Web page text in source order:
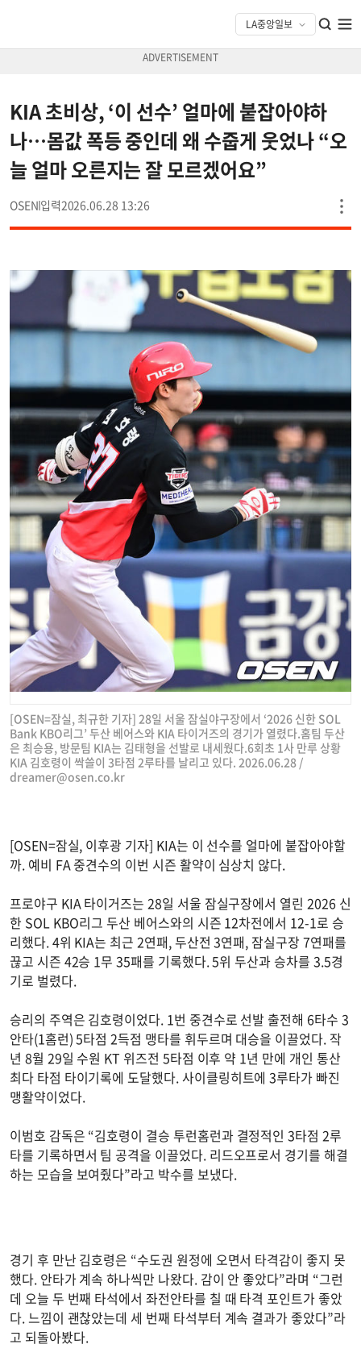
KIA 초비상, ‘이 선수’ 얼마에 붙잡아야하
나…몸값 폭등 중인데 왜 수줍게 웃었나 “오
늘 얼마 오른지는 잘 모르겠어요”
OSEN 2026.06.28 13:26
[OSEN=잠실, 최규한 기자] 28일 서울 잠실야구장에서 ‘2026 신한 SOL
Bank KBO리그’ 두산 베어스와 KIA 타이거즈의 경기가 열렸다.홈팀 두산
은 최승용, 방문팀 KIA는 김태형을 선발로 내세웠다.6회초 1사 만루 상황
KIA 김호령이 싹쓸이 3타점 2루타를 날리고 있다. 2026.06.28 /
dreamer@osen.co.kr
[OSEN=잠실, 이후광 기자] KIA는 이 선수를 얼마에 붙잡아야할
까. 예비 FA 중견수의 이번 시즌 활약이 심상치 않다.
프로야구 KIA 타이거즈는 28일 서울 잠실구장에서 열린 2026 신
한 SOL KBO리그 두산 베어스와의 시즌 12차전에서 12-1로 승
리했다. 4위 KIA는 최근 2연패, 두산전 3연패, 잠실구장 7연패를
끊고 시즌 42승 1무 35패를 기록했다. 5위 두산과 승차를 3.5경
기로 벌렸다.
승리의 주역은 김호령이었다. 1번 중견수로 선발 출전해 6타수 3
안타(1홈런) 5타점 2득점 맹타를 휘두르며 대승을 이끌었다. 작
년 8월 29일 수원 KT 위즈전 5타점 이후 약 1년 만에 개인 통산
최다 타점 타이기록에 도달했다. 사이클링히트에 3루타가 빠진
맹활약이었다.
이범호 감독은 “김호령이 결승 투런홈런과 결정적인 3타점 2루
타를 기록하면서 팀 공격을 이끌었다. 리드오프로서 경기를 해결
하는 모습을 보여줬다”라고 박수를 보냈다.
경기 후 만난 김호령은 “수도권 원정에 오면서 타격감이 좋지 못
했다. 안타가 계속 하나씩만 나왔다. 감이 안 좋았다”라며 “그런
데 오늘 두 번째 타석에서 좌전안타를 칠 때 타격 포인트가 좋았
다. 느낌이 괜찮았는데 세 번째 타석부터 계속 결과가 좋았다”라
고 되돌아봤다.